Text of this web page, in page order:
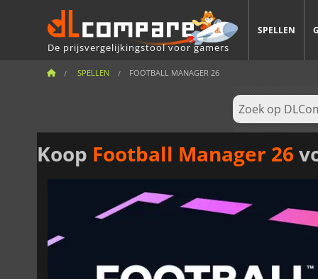
De prijsvergelijkingstool voor gamers
SPELLEN
SPELLEN FOOTBALL MANAGER 26
Koop Football Manager 26